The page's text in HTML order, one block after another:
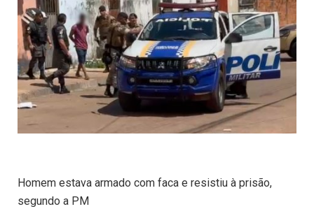
Homem estava armado com faca e resistiu à prisão,
segundo a PM